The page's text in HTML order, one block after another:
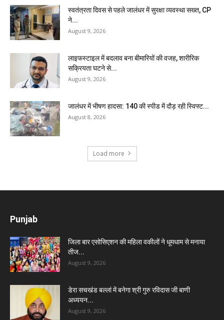
स्वतंत्रता दिवस से पहले जालंधर में सुरक्षा व्यवस्था सख्त, CP
ने...
August 9, 2026
लाइफस्टाइल में बदलाव बना बीमारियों की वजह, शारीरिक
सक्रियता घटने से...
August 9, 2026
जालंधर में भीषण हादसा: 140 की स्पीड में दौड़ रही स्विफ्ट...
August 8, 2026
Load more
Punjab
जिला बार एसोसिएशन की महिला वकीलों ने धूमधाम से मनाया
तीज...
August 9, 2026
डेरा सचखंड बल्लां में बनेगा श्री गुरु रविदास जी बाणी
अध्ययन...
August 9, 2026